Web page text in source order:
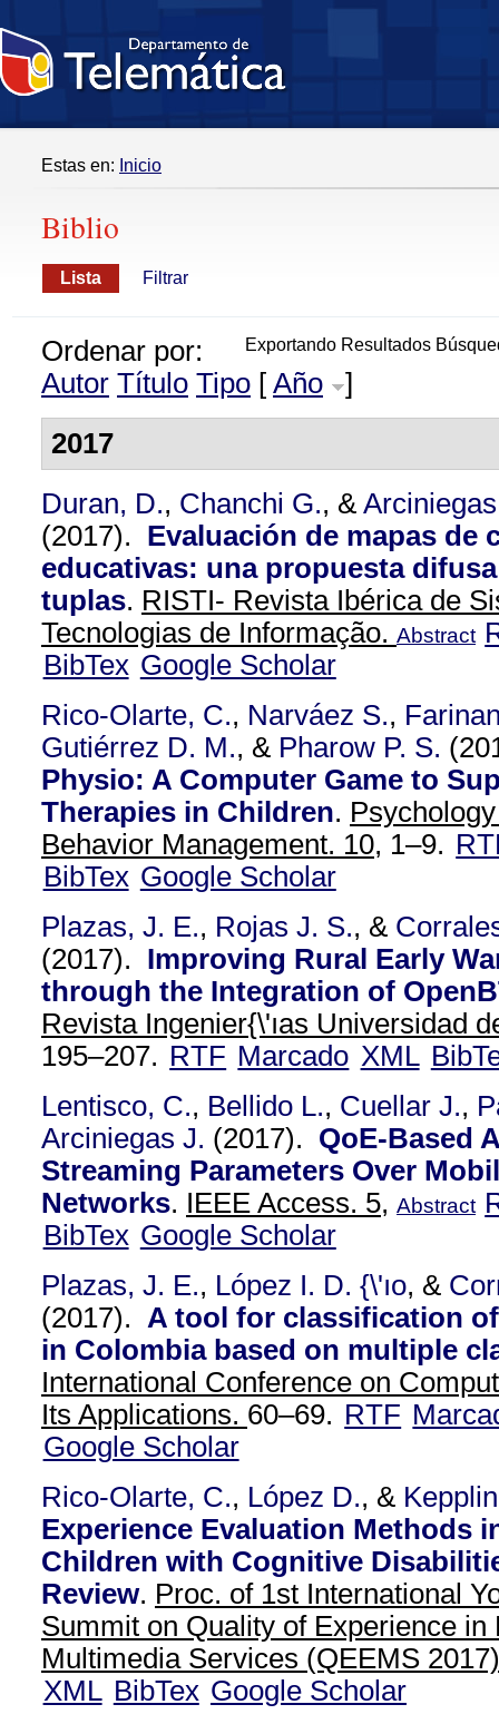
Estas en: Inicio
Biblio
Lista Filtrar
Exportando Resultados
Ordenar por:
Autor Título Tipo [ Año
]
2017
Duran, D., Chanchi G., &
(2017). Evaluación de mapas de
educativas: una propuesta
tuplas. RISTI- Revista Ibérica de
Tecnologias de Informação. Abstract
BibTex Google Scholar
Rico-Olarte, C., Narváez S.,
Gutiérrez D. M., & Pharow P. S.
Physio: A Computer Game to
Therapies in Children.
Behavior Management. 10, 1–9.
BibTex Google Scholar
Plazas, J. E., Rojas J. S., &
(2017). Improving Rural Early
through the Integration of
Revista Ingenier{\'ıas Universidad
195–207. RTF Marcado XML
Lentisco, C., Bellido L., Cuellar J.,
Arciniegas J. (2017). QoE-Based
Streaming Parameters Over
Networks. IEEE Access. 5, Abstract
BibTex Google Scholar
Plazas, J. E., López I. D. {\'ıo, &
(2017). A tool for classification
in Colombia based on multiple
International Conference on
Its Applications. 60–69. RTF
Google Scholar
Rico-Olarte, C., López D., &
Experience Evaluation Methods
Children with Cognitive
Review. Proc. of 1st International
Summit on Quality of Experience in
Multimedia Services (QEEMS
XML BibTex Google Scholar